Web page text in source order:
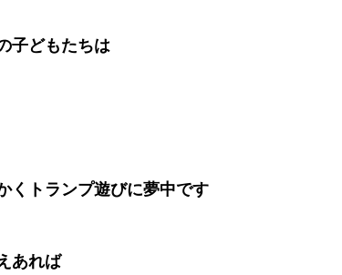
子どもたちは
くトランプ遊びに夢中です
あれば